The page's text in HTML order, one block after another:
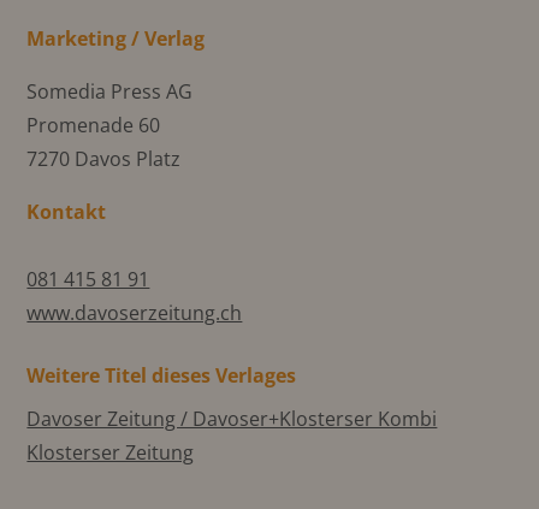
Marketing / Verlag
Somedia Press AG
Promenade 60
7270 Davos Platz
Kontakt
081 415 81 91
www.davoserzeitung.ch
Weitere Titel dieses Verlages
Davoser Zeitung / Davoser+Klosterser Kombi
Klosterser Zeitung